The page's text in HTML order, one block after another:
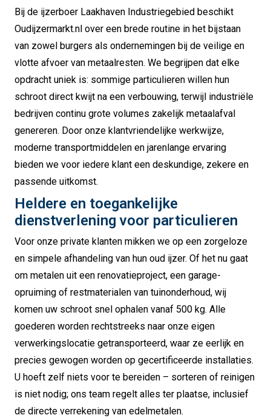
Bij de ijzerboer Laakhaven Industriegebied beschikt
Oudijzermarkt.nl over een brede routine in het bijstaan
van zowel burgers als ondernemingen bij de veilige en
vlotte afvoer van metaalresten. We begrijpen dat elke
opdracht uniek is: sommige particulieren willen hun
schroot direct kwijt na een verbouwing, terwijl industriële
bedrijven continu grote volumes zakelijk metaalafval
genereren. Door onze klantvriendelijke werkwijze,
moderne transportmiddelen en jarenlange ervaring
bieden we voor iedere klant een deskundige, zekere en
passende uitkomst.
Heldere en toegankelijke
dienstverlening voor particulieren
Voor onze private klanten mikken we op een zorgeloze
en simpele afhandeling van hun oud ijzer. Of het nu gaat
om metalen uit een renovatieproject, een garage-
opruiming of restmaterialen van tuinonderhoud, wij
komen uw schroot snel ophalen vanaf 500 kg. Alle
goederen worden rechtstreeks naar onze eigen
verwerkingslocatie getransporteerd, waar ze eerlijk en
precies gewogen worden op gecertificeerde installaties.
U hoeft zelf niets voor te bereiden – sorteren of reinigen
is niet nodig; ons team regelt alles ter plaatse, inclusief
de directe verrekening van edelmetalen.